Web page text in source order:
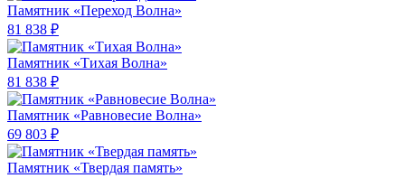
Памятник «Переход Волна»
81 838 ₽
Памятник «Тихая Волна»
81 838 ₽
Памятник «Равновесие Волна»
69 803 ₽
Памятник «Твердая память»